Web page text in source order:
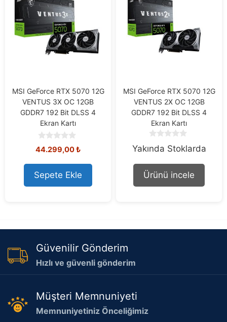
MSI GeForce RTX 5070 12G
VENTUS 3X OC 12GB
GDDR7 192 Bit DLSS 4
Ekran Kartı
0
o
u
t
o
f
44.299,00₺
Sepete Ekle
MSI GeForce RTX 5070 12G
VENTUS 2X OC 12GB
GDDR7 192 Bit DLSS 4
Ekran Kartı
o
o
f
Yakında Stoklarda
Ürünü incele
Güvenilir Gönderim
Hızlı ve güvenli gönderim
Müşteri Memnuniyeti
Memnuniyetiniz Önceliğimiz